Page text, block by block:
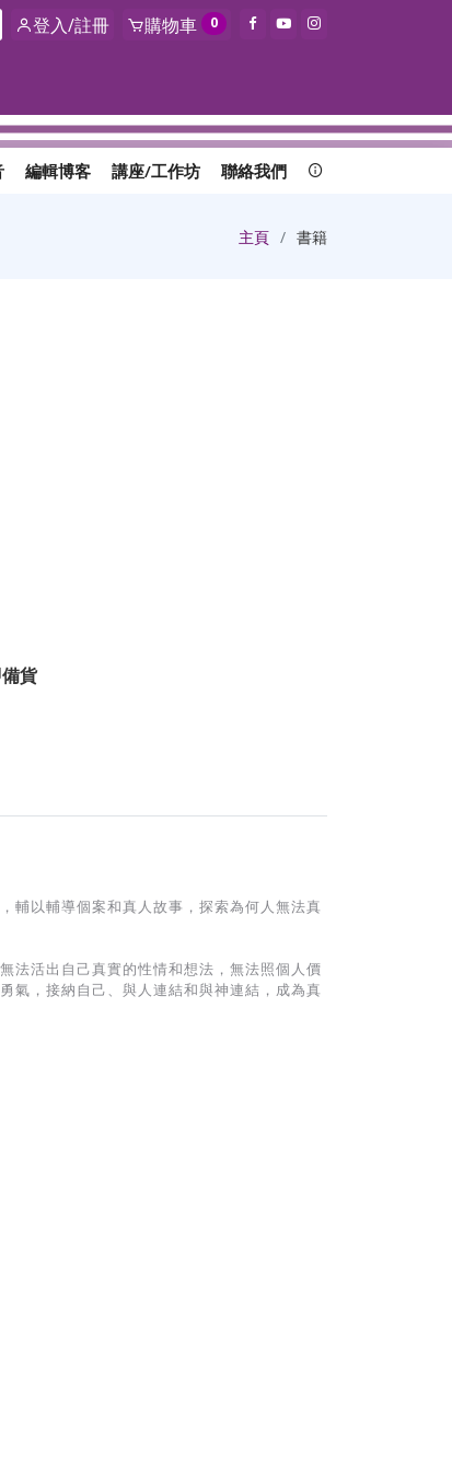
登入/註冊 購物車 0
編輯博客 講座/工作坊 聯絡我們
主頁 書籍
貨
輔以輔導個案和真人故事，探索為何人無法真
法活出自己真實的性情和想法，無法照個人價
氣，接納自己、與人連結和與神連結，成為真